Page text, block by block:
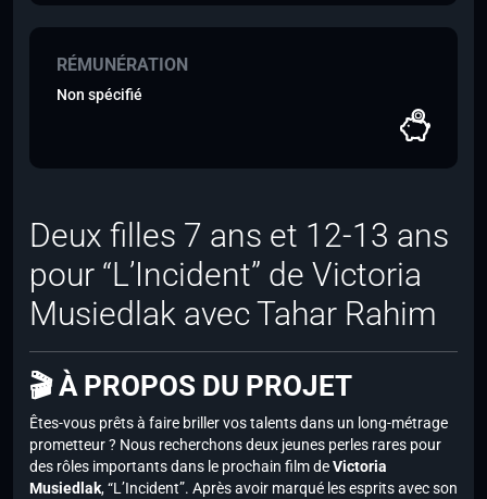
RÉMUNÉRATION
Non spécifié
Deux filles 7 ans et 12-13 ans
pour “L’Incident” de Victoria
Musiedlak avec Tahar Rahim
🎬 À PROPOS DU PROJET
Êtes-vous prêts à faire briller vos talents dans un long-métrage
prometteur ? Nous recherchons deux jeunes perles rares pour
des rôles importants dans le prochain film deVictoria
Musiedlak, “L’Incident”. Après avoir marqué les esprits avec son